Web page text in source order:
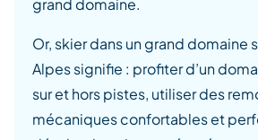
grand domaine.
Or, skier dans un grand domaine
Alpes signifie : profiter d’un
sur et hors pistes, utiliser des
mécaniques confortables et